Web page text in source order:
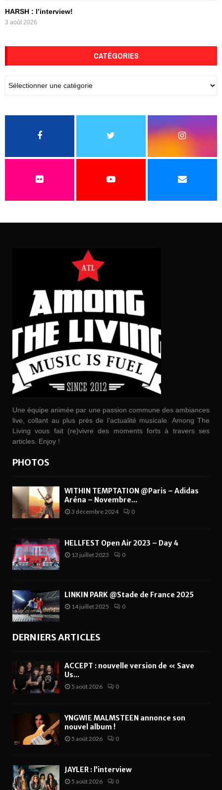
HARSH : l’interview!
3 août 2026
CATÉGORIES
Une équipe animée par une passion commune des ambiances
live, collant au plus près de l’actualité musicale. Among The
Living vous fait (re)vivre des moments forts à travers ses
articles. Enjoy !
PHOTOS
WITHIN TEMPTATION @Paris – Adidas
Aréna – Novembre...
3 décembre 2024 0
HELLFEST Open Air 2023 – Day 4
13 juillet 2023 0
LINKIN PARK @Stade de France 2025
14 juillet 2025 0
DERNIERS ARTICLES
ACCEPT : nouvelle version de « Save
Us...
5 août 2026 0
YNGWIE MALMSTEEN annonce son
nouvel album !
5 août 2026 0
JAYLER : l’interview
5 août 2026 0